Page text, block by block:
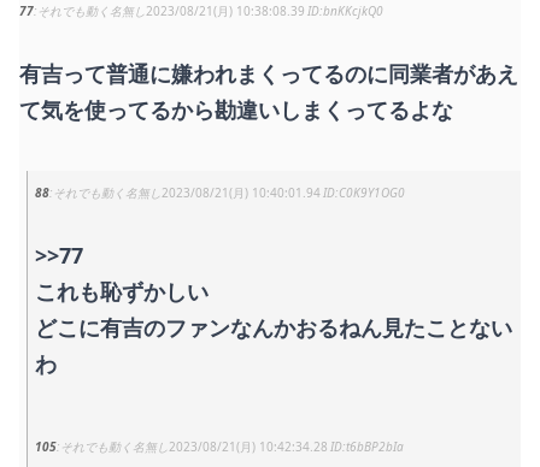
77 それでも動く名無し 2023/08/21(月) 10:38:08.39 bnKKcjkQ0
有吉って普通に嫌われまくってるのに同業者があえ
て気を使ってるから勘違いしまくってるよな
88 それでも動く名無し 2023/08/21(月) 10:40:01.94 C0K9Y1OG0
>>77
これも恥ずかしい
どこに有吉のファンなんかおるねん見たことない
わ
105 それでも動く名無し 2023/08/21(月) 10:42:34.28 t6bBP2bIa